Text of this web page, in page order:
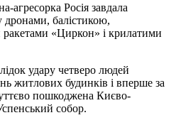
агресорка Росія завдала
дронами, балістикою,
«Циркон» і крилатими
удару четверо людей
житлових будинків і вперше за
пошкоджена Києво-
собор.